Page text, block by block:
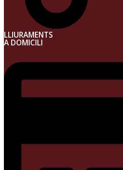
LLIURAMENTS
A DOMICILI